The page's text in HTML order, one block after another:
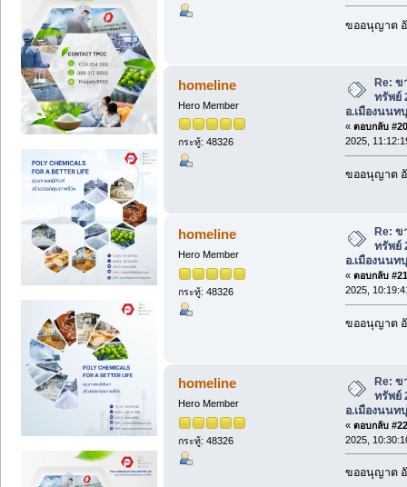
ขออนุญาต
homeline
Hero Member
กระทู้: 48326
Re:
ทรัพย์
อ.เมืองนนท
« ตอบกลับ
2025,
ขออนุญาต
homeline
Hero Member
กระทู้: 48326
Re:
ทรัพย์
อ.เมืองนนท
« ตอบกลับ
2025,
ขออนุญาต
homeline
Hero Member
กระทู้: 48326
Re: ข
ทรัพย์
อ.เมืองนนท
« ตอบกลับ
2025,
ขออนุญาต